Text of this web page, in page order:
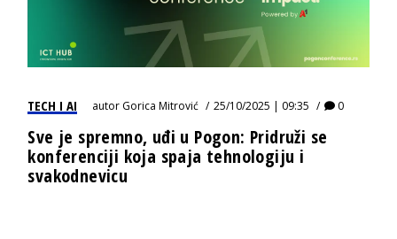
TECH I AI autor Gorica Mitrović 25/10/2025 | 09:35 0
Sve je spremno, uđi u Pogon: Pridruži se
konferenciji koja spaja tehnologiju i
svakodnevicu